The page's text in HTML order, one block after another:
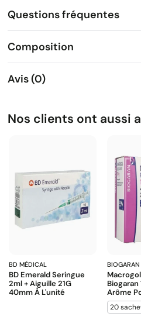
Questions fréquentes
Composition
Avis (0)
Nos clients ont aussi
BD MÉDICAL
BD Emerald Seringue
2ml + Aiguille 21G
40mm À L'unité
BIOGARAN
Biogaran
Arôme
20